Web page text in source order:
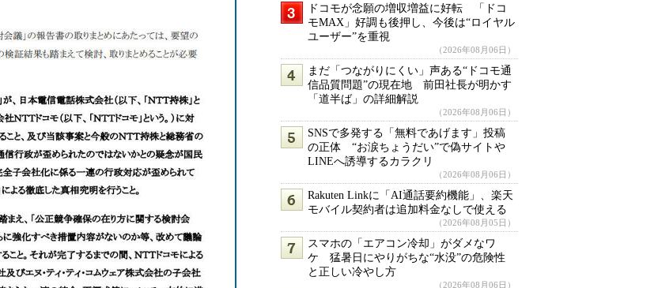
ドコモが念願の増収増益に好転 「ドコ
モMAX」好調も後押し、今後は“ロイヤル
ユーザー”を重視
（2026年08月06日）
まだ「つながりにくい」声ある“ドコモ通
信品質問題”の現在地 前田社長が明かす
「道半ば」の詳細解説
（2026年08月06日）
SNSで多発する「無料であげます」投稿
の正体 “お涙ちょうだい”で偽サイトや
LINEへ誘導するカラクリ
（2026年08月06日）
Rakuten Linkに「AI通話要約機能」、楽天
モバイル契約者は追加料金なしで使える
（2026年08月05日）
スマホの「エアコン冷却」がダメなワ
ケ 猛暑日にやりがちな“水没”の危険性
と正しい冷やし方
（2026年08月06日）